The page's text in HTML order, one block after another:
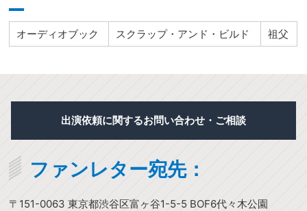
オーディオブック スクラップ・アンド・ビルド 祖父
出演依頼に関するお問い合わせ・ご相談
ファンレター宛先：
〒151-0063 東京都渋谷区富ヶ谷1-5-5 BOF6代々木公園